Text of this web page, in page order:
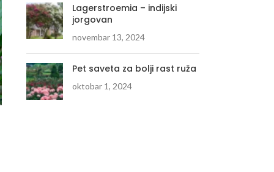
Lagerstroemia – indijski
jorgovan
novembar 13, 2024
Pet saveta za bolji rast ruža
oktobar 1, 2024